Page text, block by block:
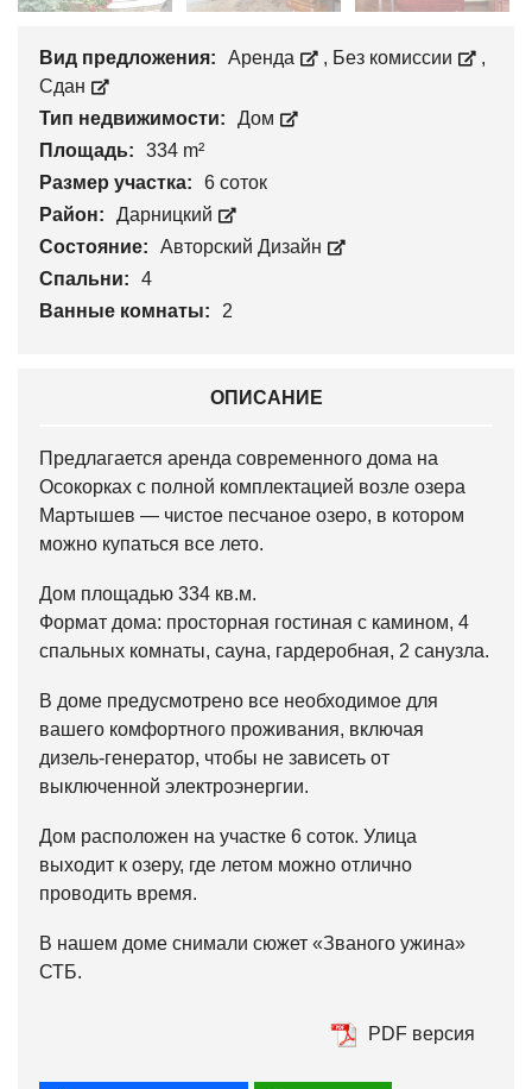
Вид предложения: Аренда , Без комиссии
,
Сдан
Тип недвижимости:
Дом
Площадь:
334 m²
Размер участка:
6 соток
Район:
Дарницкий
Состояние:
Авторский Дизайн
Спальни:
4
Ванные комнаты:
2
ОПИСАНИЕ
Предлагается аренда современного дома на
Осокорках с полной комплектацией возле озера
Мартышев — чистое песчаное озеро, в котором
можно купаться все лето.
Дом площадью 334 кв.м.
Формат дома: просторная гостиная с камином, 4
спальных комнаты, сауна, гардеробная, 2 санузла.
В доме предусмотрено все необходимое для
вашего комфортного проживания, включая
дизель-генератор, чтобы не зависеть от
выключенной электроэнергии.
Дом расположен на участке 6 соток. Улица
выходит к озеру, где летом можно отлично
проводить время.
В нашем доме снимали сюжет «Званого ужина»
СТБ.
PDF версия